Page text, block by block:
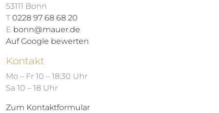
53111 Bonn
T 0228 97 68 68 20
E bonn@mauer.de
Auf Google bewerten
Kontakt
Mo – Fr 10 – 18:30 Uhr
Sa 10 – 18 Uhr
Zum Kontaktformular